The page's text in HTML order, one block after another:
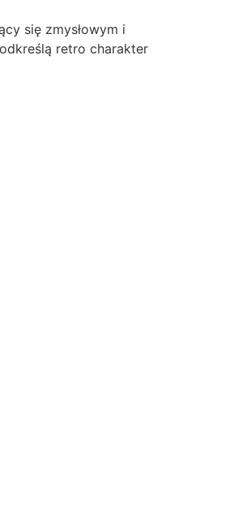
się zmysłowym i
retro charakter